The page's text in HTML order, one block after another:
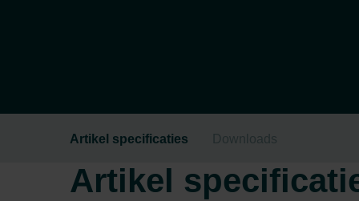
Artikel specificaties Downloads
Artikel